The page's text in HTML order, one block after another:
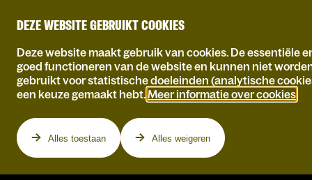
DEZE WEBSITE GEBRUIKT COOKIES
Deze website maakt gebruik van cookies. De essentiële
goed functioneren van de website en kunnen niet
gebruikt voor statistische doeleinden (analytische
een keuze gemaakt hebt. Meer informatie over cookies
Alles toestaan Alles weigeren